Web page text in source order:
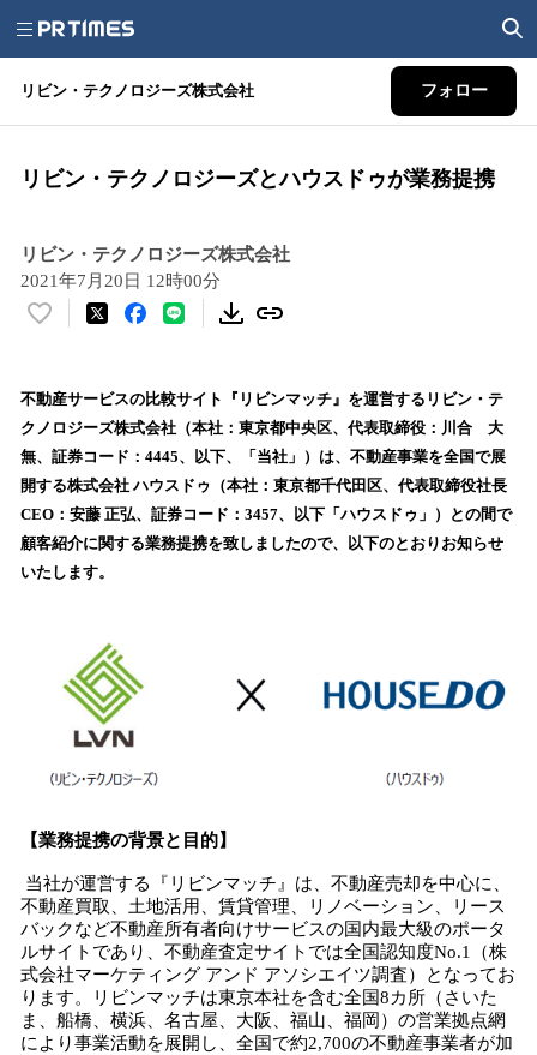
リビン・テクノロジーズ株式会社 フォロー
リビン・テクノロジーズとハウスドゥが業務提携
リビン・テクノロジーズ株式会社
2021年7月20日 12時00分
い
！
数
を
読
み
込
み
中
不動産サービスの比較サイト『リビンマッチ』を運営するリビン・テ
クノロジーズ株式会社（本社：東京都中央区、代表取締役：川合 大
無、証券コード：4445、以下、「当社」）は、不動産事業を全国で展
開する株式会社 ハウスドゥ（本社：東京都千代田区、代表取締役社長
CEO：安藤 正弘、証券コード：3457、以下「ハウスドゥ」）との間で
顧客紹介に関する業務提携を致しましたので、以下のとおりお知らせ
いたします。
【業務提携の背景と目的】
当社が運営する『リビンマッチ』は、不動産売却を中心に、
不動産買取、土地活用、賃貸管理、リノベーション、リース
バックなど不動産所有者向けサービスの国内最大級のポータ
ルサイトであり、不動産査定サイトでは全国認知度No.1（株
式会社マーケティング アンド アソシエイツ調査）となってお
ります。リビンマッチは東京本社を含む全国8カ所（さいた
ま、船橋、横浜、名古屋、大阪、福山、福岡）の営業拠点網
により事業活動を展開し、全国で約2,700の不動産事業者が加